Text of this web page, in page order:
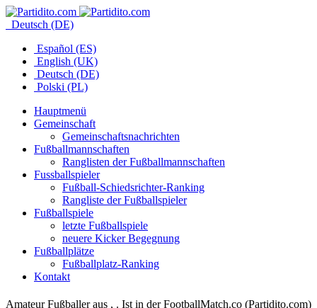
Deutsch (DE)
Español (ES)
English (UK)
Deutsch (DE)
Polski (PL)
Hauptmenü
Gemeinschaft
Gemeinschaftsnachrichten
Fußballmannschaften
Ranglisten der Fußballmannschaften
Fussballspieler
Fußball-Schiedsrichter-Ranking
Rangliste der Fußballspieler
Fußballspiele
letzte Fußballspiele
neuere Kicker Begegnung
Fußballplätze
Fußballplatz-Ranking
Kontakt
Amateur Fußballer aus , . Ist in der FootballMatch.co (Partidito.com)